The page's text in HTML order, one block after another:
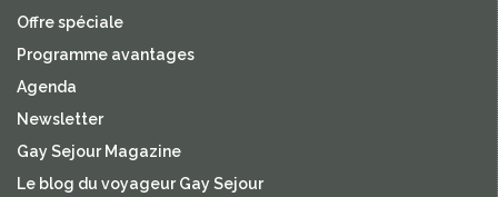
Offre spéciale
Programme avantages
Agenda
Newsletter
Gay Sejour Magazine
Le blog du voyageur Gay Sejour